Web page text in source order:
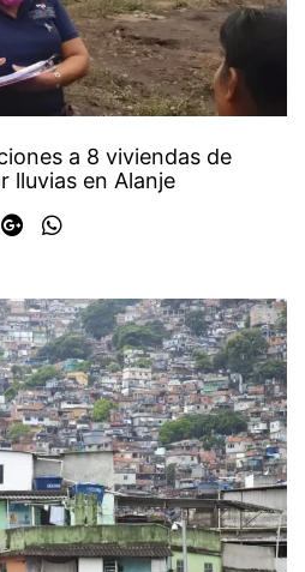
a 8 viviendas de
lluvias en Alanje